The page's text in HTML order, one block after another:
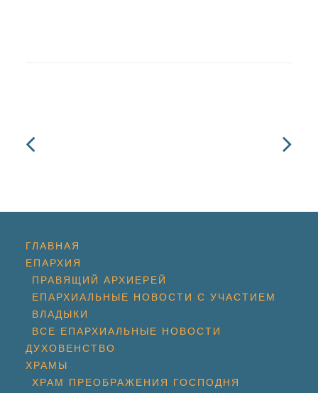
ГЛАВНАЯ
ЕПАРХИЯ
ПРАВЯЩИЙ АРХИЕРЕЙ
ЕПАРХИАЛЬНЫЕ НОВОСТИ С УЧАСТИЕМ
ВЛАДЫКИ
ВСЕ ЕПАРХИАЛЬНЫЕ НОВОСТИ
ДУХОВЕНСТВО
ХРАМЫ
ХРАМ ПРЕОБРАЖЕНИЯ ГОСПОДНЯ